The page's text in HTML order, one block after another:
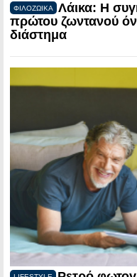
ΦΙΛΟΖΩΙΚΑ
Λάικα: Η
πρώτου ζωντανού
διάστημα